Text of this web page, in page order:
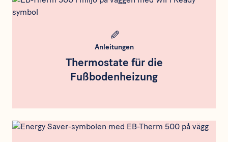
Anleitungen
Thermostate für die
Fußbodenheizung
Meta bild